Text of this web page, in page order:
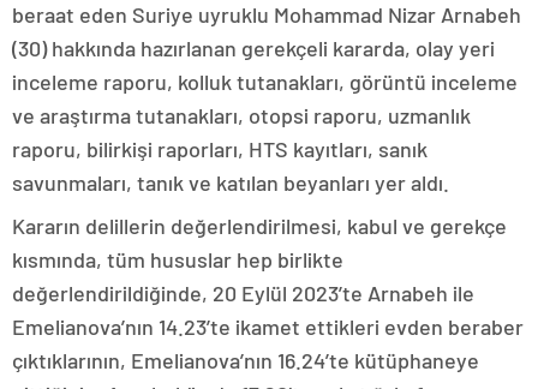
beraat eden Suriye uyruklu Mohammad Nizar Arnabeh
(30) hakkında hazırlanan gerekçeli kararda, olay yeri
inceleme raporu, kolluk tutanakları, görüntü inceleme
ve araştırma tutanakları, otopsi raporu, uzmanlık
raporu, bilirkişi raporları, HTS kayıtları, sanık
savunmaları, tanık ve katılan beyanları yer aldı.
Kararın delillerin değerlendirilmesi, kabul ve gerekçe
kısmında, tüm hususlar hep birlikte
değerlendirildiğinde, 20 Eylül 2023’te Arnabeh ile
Emelianova’nın 14.23’te ikamet ettikleri evden beraber
çıktıklarının, Emelianova’nın 16.24’te kütüphaneye